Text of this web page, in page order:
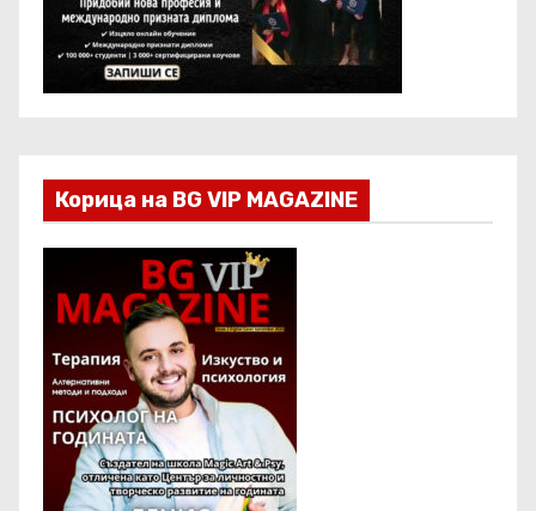
Корица на BG VIP MAGAZINE